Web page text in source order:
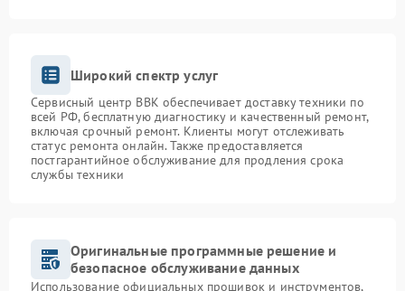
Широкий спектр услуг
Сервисный центр BBK обеспечивает доставку техники по
всей РФ, бесплатную диагностику и качественный ремонт,
включая срочный ремонт. Клиенты могут отслеживать
статус ремонта онлайн. Также предоставляется
постгарантийное обслуживание для продления срока
службы техники
Оригинальные программные решение и
безопасное обслуживание данных
Использование официальных прошивок и инструментов,